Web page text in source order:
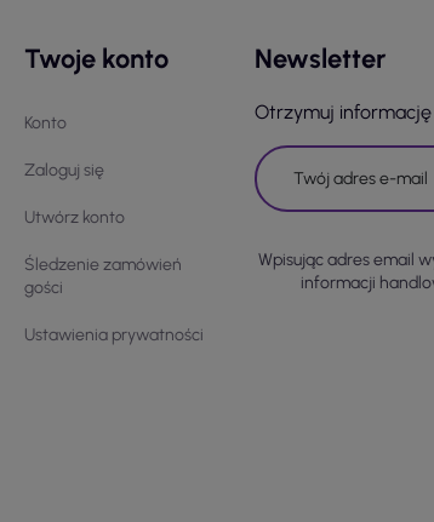
Twoje konto
Konto
Zaloguj się
Utwórz konto
Śledzenie zamówień
gości
Ustawienia prywatności
Newsletter
Otrzymuj
Wpisując adres email
informacji